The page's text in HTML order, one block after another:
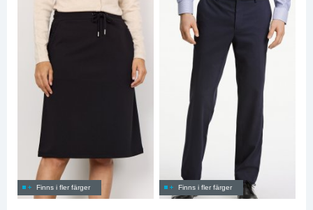
Finns i fler färger Finns i fler färger